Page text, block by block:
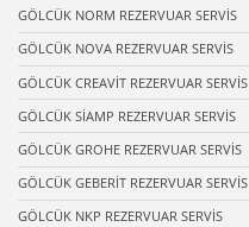
GÖLCÜK NORM REZERVUAR SERVİS
GÖLCÜK NOVA REZERVUAR SERVİS
GÖLCÜK CREAVİT REZERVUAR SERVİS
GÖLCÜK SİAMP REZERVUAR SERVİS
GÖLCÜK GROHE REZERVUAR SERVİS
GÖLCÜK GEBERİT REZERVUAR SERVİS
GÖLCÜK NKP REZERVUAR SERVİS